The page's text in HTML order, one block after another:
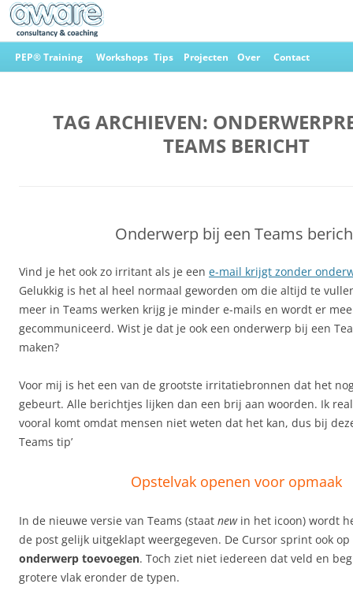
Ga
naar
PEP® Training Workshops Tips Projecten Over Contact
TAG ARCHIEVEN:
TEAMS BERICHT
Onderwerp bij een Teams
Vind je het ook zo irritant als je een e-mail krijgt zonder
Gelukkig is het al heel normaal geworden om die altijd te
meer in Teams werken krijg je minder e-mails en wordt er
gecommuniceerd. Wist je dat je ook een onderwerp bij een
maken?
Voor mij is het een van de grootste irritatiebronnen dat het
gebeurt. Alle berichtjes lijken dan een brij aan woorden. Ik
vooral komt omdat mensen niet weten dat het kan, dus bij
Teams tip’
Opstelvak openen voor opmaak
In de nieuwe versie van Teams (staat newin het icoon) wordt
de post gelijk uitgeklapt weergegeven. De Cursor sprint ook
onderwerp toevoegen. Toch ziet niet iedereen dat veld en
grotere vlak eronder de typen.